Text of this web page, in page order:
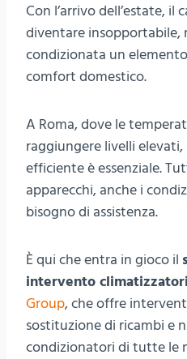
Con l’arrivo dell’estate,
diventare insopportabile,
condizionata un
comfort domestico.
A Roma, dove le
raggiungere livelli
efficiente è essenziale.
apparecchi, anche i
bisogno di assistenza.
È qui che entra in gioco il
intervento
Group, che offre
sostituzione di ricambi e
condizionatori di tutte le